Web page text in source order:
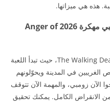
هذه هي ميزاتها.
فكرة تحميل غضب العصا 5 الزومبي مهكرة 2026 Anger of
أسلوب اللعب الفريد يعود إلى لعبة The Walking Dead، حيث تبدأ اللعبة
في المدينة ويحوّلونهم
الآن زومبي، والمهمة الآن تتوقف
الانقراض الكامل. يمكنك تحقيق